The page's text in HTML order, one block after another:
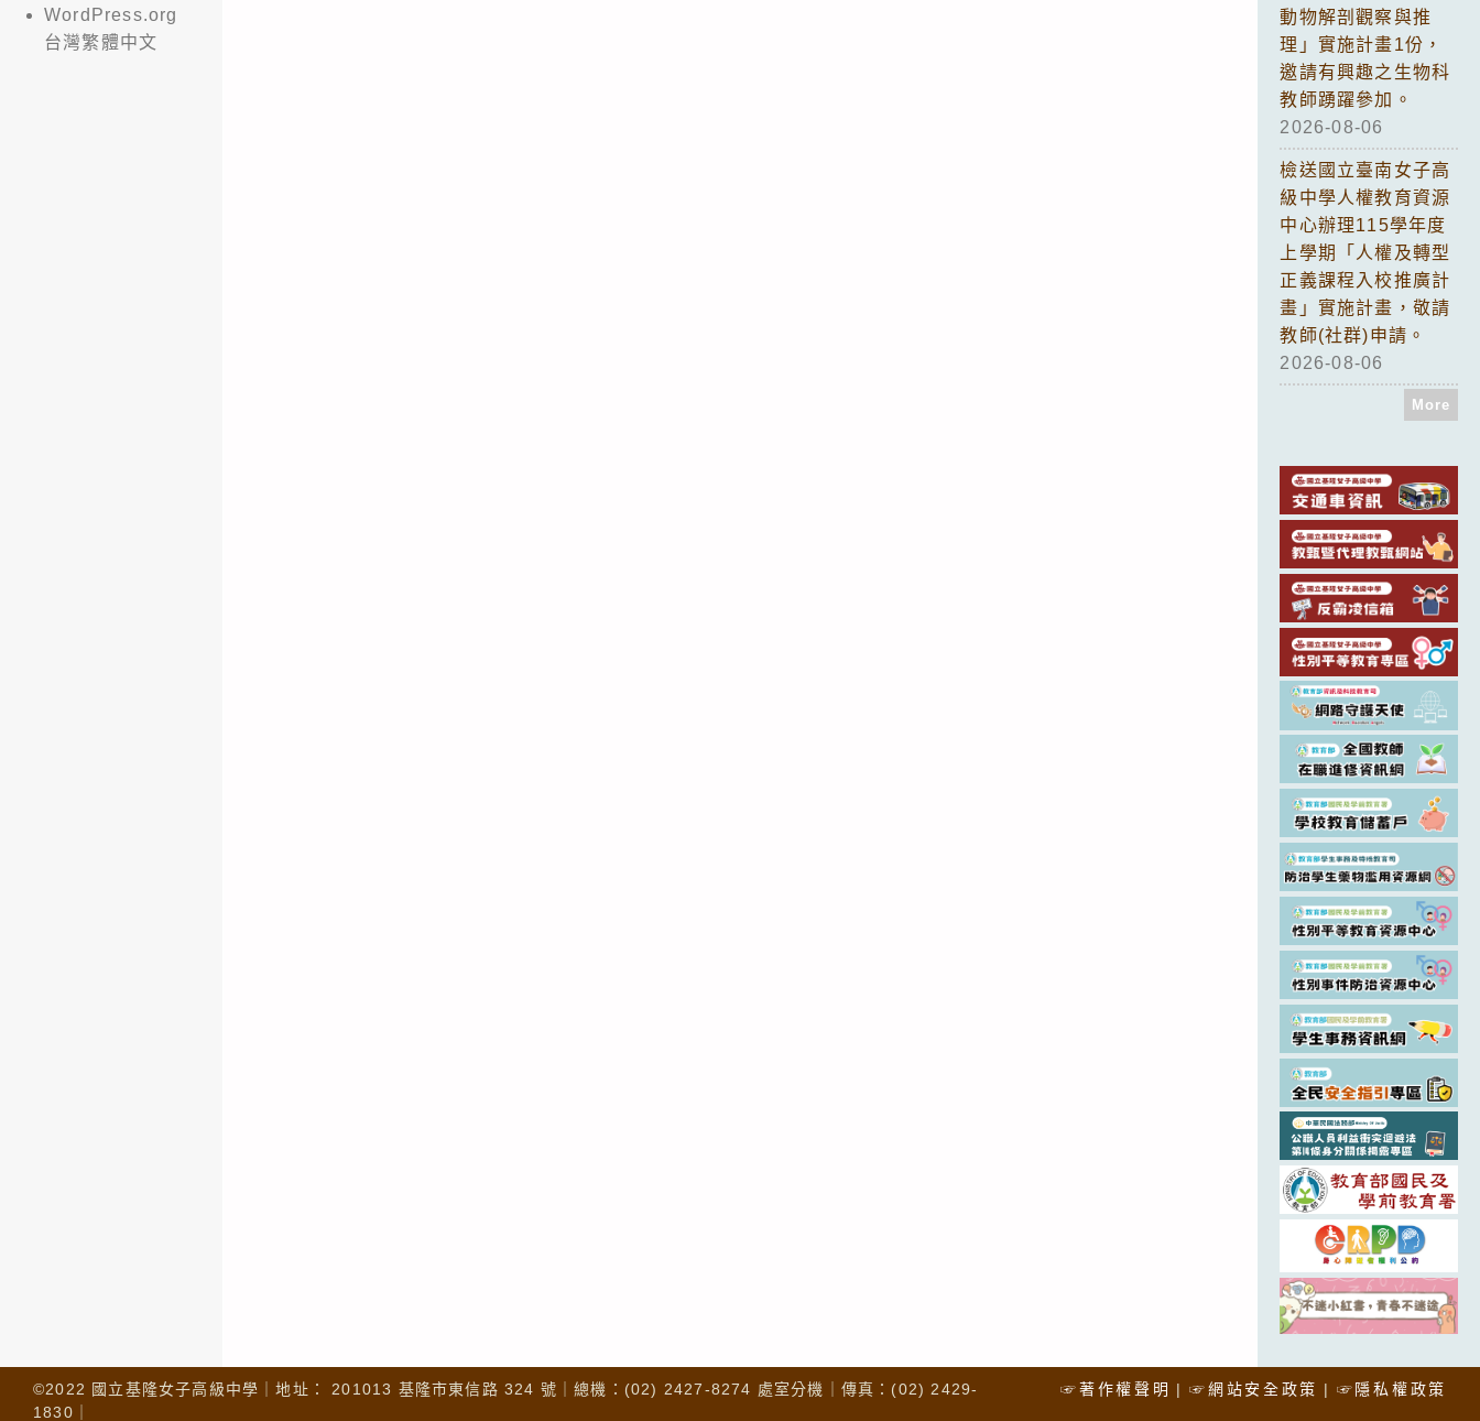
WordPress.org
台灣繁體中文
動物解剖觀察與推
理」實施計畫1份，
邀請有興趣之生物科
教師踴躍參加。
2026-08-06
檢送國立臺南女子高
級中學人權教育資源
中心辦理115學年度
上學期「人權及轉型
正義課程入校推廣計
畫」實施計畫，敬請
教師(社群)申請。
2026-08-06
More
☞著作權聲明 ☞網站安全政策 ☞隱私權政策
©2022 國立基隆女子高級中學｜地址： 201013 基隆市東信路 324 號｜總機：(02) 2427-8274 處室分機｜傳真：(02) 2429-
1830｜